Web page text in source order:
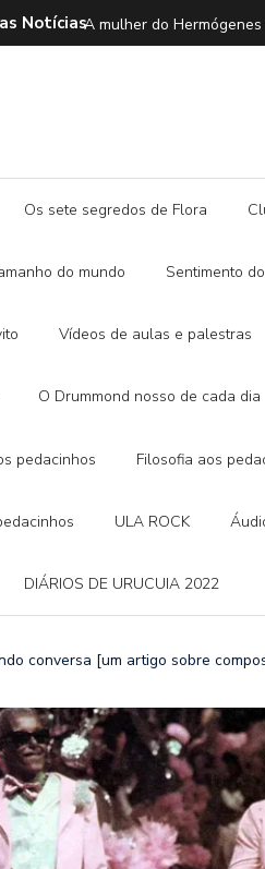
NotíciasSETE DICAS para ler
Os sete segredos de Flora
do mundo Sentimento
Vídeos de aulas e palestras
O Drummond nosso de cada dia
pedacinhos Filosofia aos
ULA ROCK
DIÁRIOS DE URUCUIA 2022
conversa [um artigo sobre